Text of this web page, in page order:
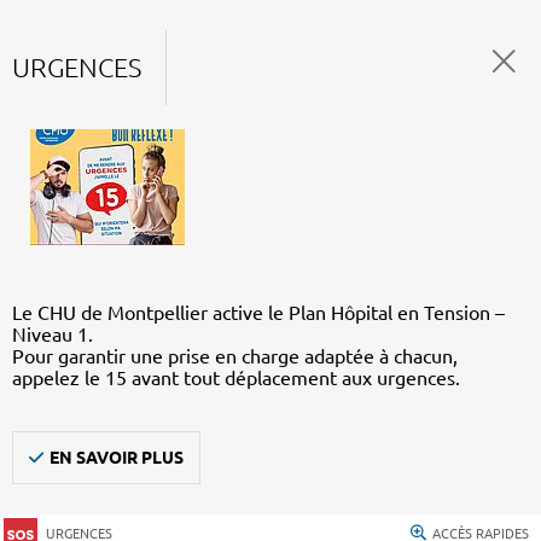
URGENCES
Le CHU de Montpellier active le Plan Hôpital en Tension –
Niveau 1.
Pour garantir une prise en charge adaptée à chacun,
appelez le 15 avant tout déplacement aux urgences.
EN SAVOIR PLUS
URGENCES ACCÈS RAPIDES